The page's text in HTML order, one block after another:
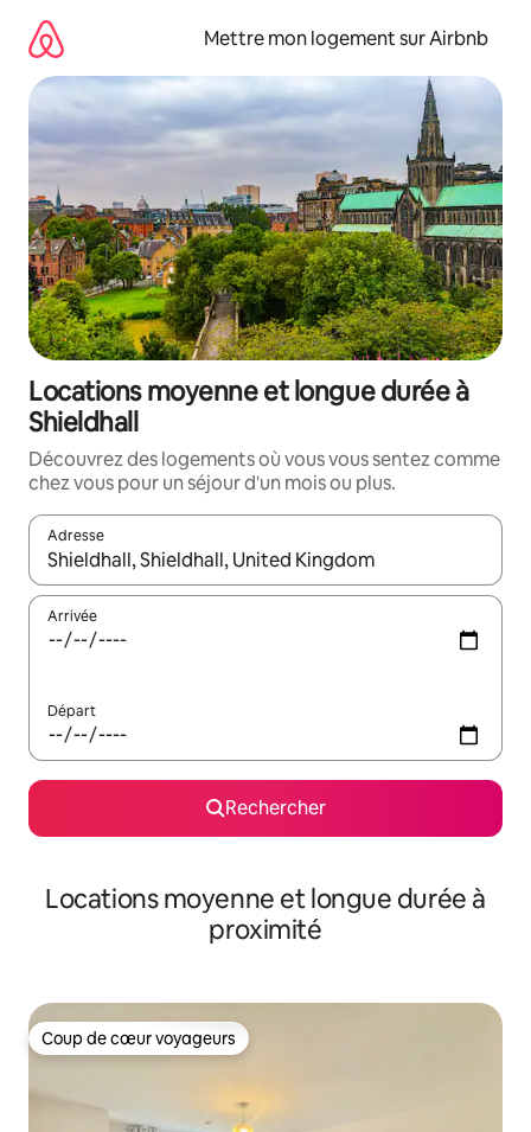
directement
contenu
Mettre mon logement sur Airbnb
Locations moyenne et longue durée à
Shieldhall
Découvrez des logements où vous vous sentez comme
chez vous pour un séjour d'un mois ou plus.
Adresse
Lorsque les résultats s'affichent, utilisez les flèches vers le
Arrivée
Départ
Rechercher
Locations moyenne et longue durée à
proximité
Coup de cœur voyageurs
Coup de cœur voyageurs